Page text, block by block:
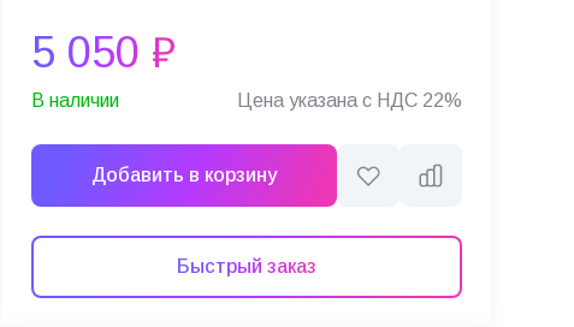
5 050 ₽
В наличии Цена указана с НДС 22%
Добавить в корзину
Быстрый заказ